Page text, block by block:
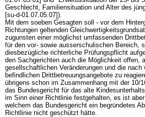
Geschlecht, Familiensituation und Alter des
[su-d-01.07.05.07]).
Mit dem soeben Gesagten soll - vor dem
Richtungen geltenden
zugunsten einer möglichst umfassenden
für den vor- sowie ausserschulischen Bereich,
diesbezügliche richterliche Prüfungspflicht
den Sachgerichten auch die Möglichkeit offen,
gesellschaftlichen Veränderungen und die nach
befindlichen Drittbetreuungsangebote zu
übrigens schon im Zusammenhang mit der 10/
das Bundesgericht für das alte
im Sinn einer Richtlinie festgehalten, es ist
welchem das Bundesgericht ein begründetes
Richtlinie nicht geschützt hätte.